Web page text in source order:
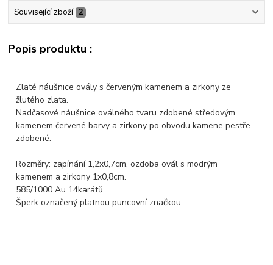
Související zboží 2
Popis produktu :
Zlaté náušnice ovály s červeným kamenem a zirkony ze
žlutého zlata.
Nadčasové náušnice oválného tvaru zdobené středovým
kamenem červené barvy a zirkony po obvodu kamene pestře
zdobené.
Rozměry: zapínání 1,2x0,7cm, ozdoba ovál s modrým
kamenem a zirkony 1x0,8cm.
585/1000 Au 14karátů.
Šperk označený platnou puncovní značkou.